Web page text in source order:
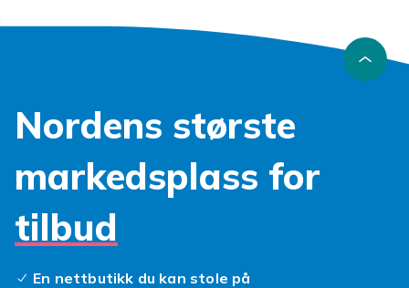
Nordens største
markedsplass for
tilbud
En nettbutikk du kan stole på